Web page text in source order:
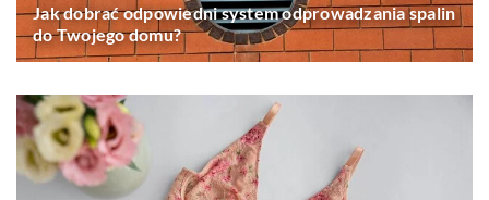
Jak dobrać odpowiedni system odprowadzania spalin
do Twojego domu?